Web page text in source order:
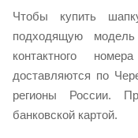
Чтобы купить
подходящую
контактного
доставляются по
регионы России.
банковской картой.